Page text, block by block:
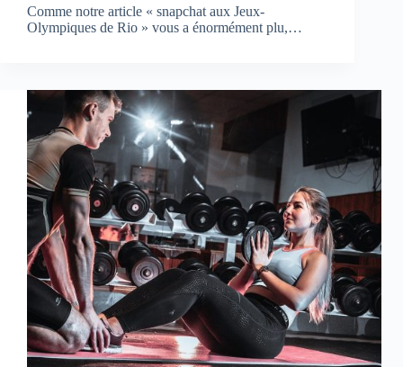
Comme notre article « snapchat aux Jeux-
Olympiques de Rio » vous a énormément plu,…